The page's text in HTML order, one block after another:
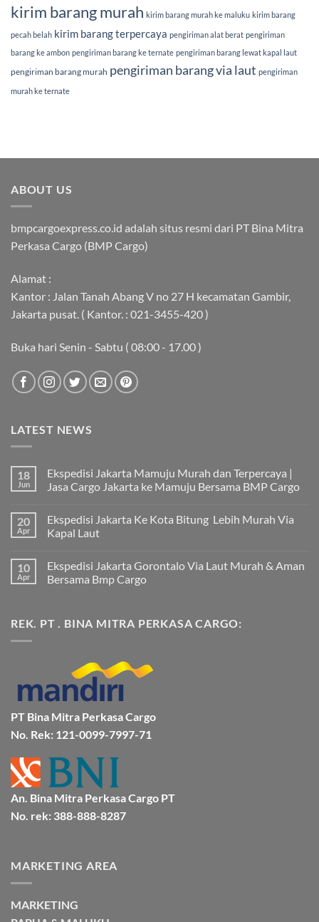
kirim barang murah kirim barang murah ke maluku kirim barang
pecah belah kirim barang terpercaya pengiriman alat berat pengiriman
barang ke ambon pengiriman barang ke ternate pengiriman barang lewat kapal laut
pengiriman barang murah pengiriman barang via laut pengiriman
murah ke ternate
ABOUT US
bmpcargoexpress.co.id adalah situs resmi dari PT Bina Mitra
Perkasa Cargo (BMP Cargo)
Alamat :
Kantor : Jalan Tanah Abang V no 27 H kecamatan Gambir,
Jakarta pusat. ( Kantor. : 021-3455-420 )
Buka hari Senin - Sabtu ( 08:00 - 17.00 )
LATEST NEWS
18
Jun
Ekspedisi Jakarta Mamuju Murah dan Terpercaya |
Jasa Cargo Jakarta ke Mamuju Bersama BMP Cargo
komentar
pada
Ekspedisi
Murah
dan
Terpercaya
Jakarta
ke
20
Apr
Ekspedisi Jakarta Ke Kota Bitung Lebih Murah Via
Kapal Laut
komentar
pada
Ekspedisi
Bitung
Lebih
10
Apr
Ekspedisi Jakarta Gorontalo Via Laut Murah & Aman
Bersama Bmp Cargo
pada
Ekspedisi
&
Aman
Bersama
Bmp
Cargo
REK. PT . BINA MITRA PERKASA CARGO:
PT Bina Mitra Perkasa Cargo
No. Rek: 121-0099-7997-71
An. Bina Mitra Perkasa Cargo PT
No. rek: 388-888-8287
MARKETING AREA
MARKETING